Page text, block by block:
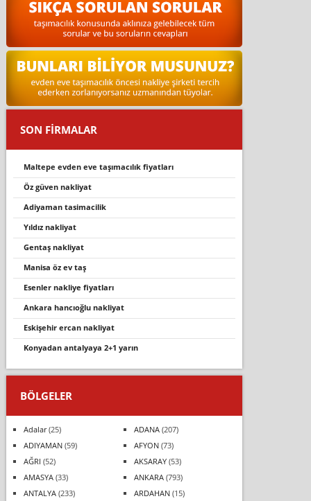
SON FİRMALAR
maltepe evden eve taşımacılık fiyatları
öz güven nakliyat
adiyaman tasimacilik
yıldız nakliyat
gentaş nakliyat
mani̇sa öz ev taş
esenler nakliye fiyatları
ankara hancıoğlu nakliyat
eskişehir ercan nakliyat
konyadan antalyaya 2+1 yarın
BÖLGELER
Adalar(25) ADANA(207)
ADIYAMAN(59) AFYON(73)
AĞRI (52) AKSARAY(53)
AMASYA(33) ANKARA(793)
ANTALYA(233) ARDAHAN(15)